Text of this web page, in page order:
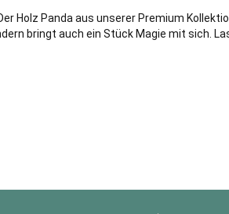
Holz Panda aus unserer Premium
bringt auch ein Stück Magie mit sich.